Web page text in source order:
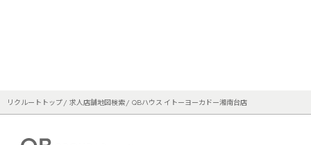
リクルートトップ 求人店舗地図検索 QBハウス イトーヨーカドー湘南台店